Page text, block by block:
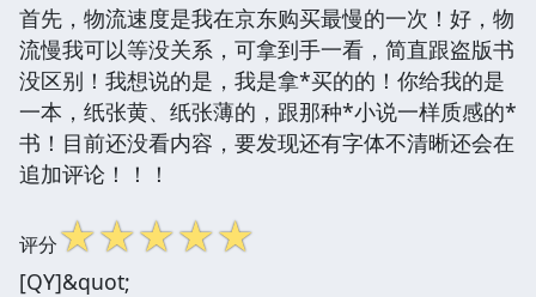
首先，物流速度是我在京东购买最慢的一次！好，物
流慢我可以等没关系，可拿到手一看，简直跟盗版书
没区别！我想说的是，我是拿*买的的！你给我的是
一本，纸张黄、纸张薄的，跟那种*小说一样质感的*
书！目前还没看内容，要发现还有字体不清晰还会在
追加评论！！！
评分☆☆☆☆☆
[QY]&quot;